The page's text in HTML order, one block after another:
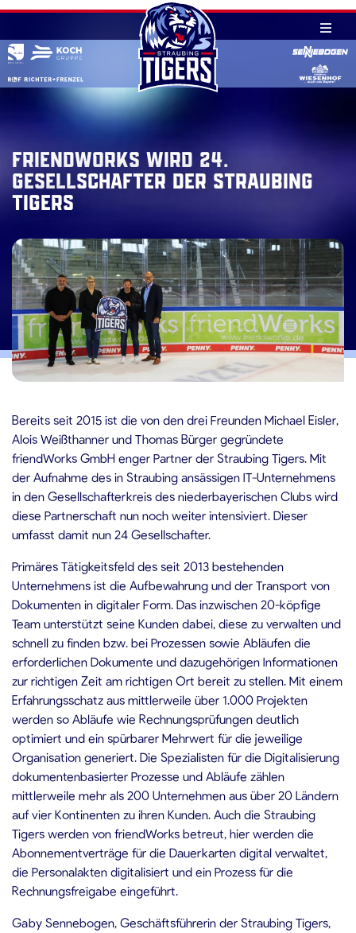
Skip
content
FRIENDWORKS WIRD 24.
GESELLSCHAFTER DER STRAUBING
TIGERS
Bereits seit 2015 ist die von den drei Freunden Michael Eisler,
Alois Weißthanner und Thomas Bürger gegründete
friendWorks GmbH enger Partner der Straubing Tigers. Mit
der Aufnahme des in Straubing ansässigen IT-Unternehmens
in den Gesellschafterkreis des niederbayerischen Clubs wird
diese Partnerschaft nun noch weiter intensiviert. Dieser
umfasst damit nun 24 Gesellschafter.
Primäres Tätigkeitsfeld des seit 2013 bestehenden
Unternehmens ist die Aufbewahrung und der Transport von
Dokumenten in digitaler Form. Das inzwischen 20-köpfige
Team unterstützt seine Kunden dabei, diese zu verwalten und
schnell zu finden bzw. bei Prozessen sowie Abläufen die
erforderlichen Dokumente und dazugehörigen Informationen
zur richtigen Zeit am richtigen Ort bereit zu stellen. Mit einem
Erfahrungsschatz aus mittlerweile über 1.000 Projekten
werden so Abläufe wie Rechnungsprüfungen deutlich
optimiert und ein spürbarer Mehrwert für die jeweilige
Organisation generiert. Die Spezialisten für die Digitalisierung
dokumentenbasierter Prozesse und Abläufe zählen
mittlerweile mehr als 200 Unternehmen aus über 20 Ländern
auf vier Kontinenten zu ihren Kunden. Auch die Straubing
Tigers werden von friendWorks betreut, hier werden die
Abonnementverträge für die Dauerkarten digital verwaltet,
die Personalakten digitalisiert und ein Prozess für die
Rechnungsfreigabe eingeführt.
Gaby Sennebogen, Geschäftsführerin der Straubing Tigers,